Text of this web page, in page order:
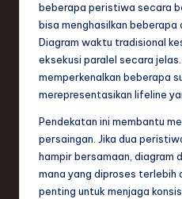
beberapa peristiwa secara
bisa menghasilkan beberapa
Diagram waktu tradisional
eksekusi paralel secara
memperkenalkan beberapa
merepresentasikan lifeline
Pendekatan ini membantu
persaingan. Jika dua
hampir bersamaan, diagram
mana yang diproses terlebih
penting untuk menjaga